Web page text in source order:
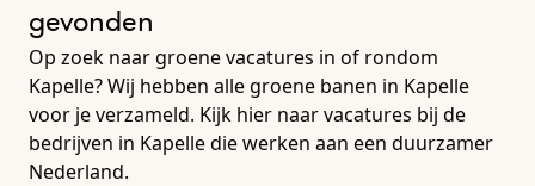
gevonden
Op zoek naar groene vacatures in of rondom
Kapelle? Wij hebben alle groene banen in Kapelle
voor je verzameld. Kijk hier naar vacatures bij de
bedrijven in Kapelle die werken aan een duurzamer
Nederland.